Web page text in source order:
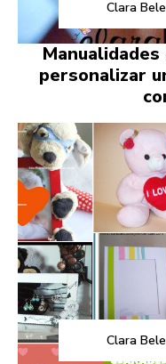
Clara
personalizar
Clara